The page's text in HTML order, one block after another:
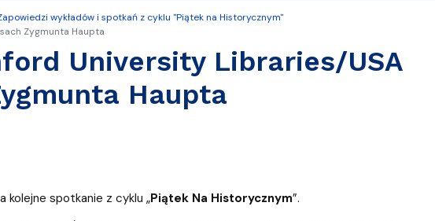
i powierzchni
lecia Wydziału Historycznego
wykładów i spotkań z cyklu "Piątek na Historycznym"
Zygmunta Haupta
University Libraries/USA
Haupta
kolejne spotkanie z cyklu „Piątek Na Historycznym”.